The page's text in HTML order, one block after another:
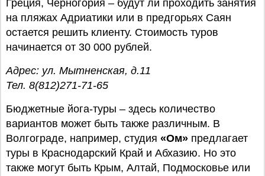
Греция, Черногория – будут ли проходить занятия
на пляжах Адриатики или в предгорьях Саян
остается решить клиенту. Стоимость туров
начинается от 30 000 рублей.
Адрес: ул. Мытненская, д.11
Тел. 8(812)271-71-65
Бюджетные йога-туры – здесь количество
вариантов может быть также различным. В
Волгограде, например, студия «Ом» предлагает
туры в Краснодарский Край и Абхазию. Но это
также могут быть Крым, Алтай, Подмосковье или